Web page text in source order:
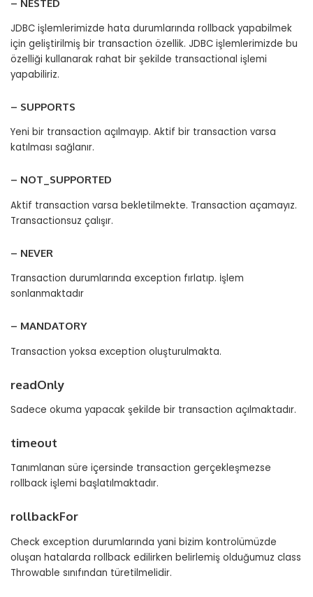
– NESTED
JDBC işlemlerimizde hata durumlarında rollback yapabilmek
için geliştirilmiş bir transaction özellik. JDBC işlemlerimizde bu
özelliği kullanarak rahat bir şekilde transactional işlemi
yapabiliriz.
– SUPPORTS
Yeni bir transaction açılmayıp. Aktif bir transaction varsa
katılması sağlanır.
– NOT_SUPPORTED
Aktif transaction varsa bekletilmekte. Transaction açamayız.
Transactionsuz çalışır.
– NEVER
Transaction durumlarında exception fırlatıp. İşlem
sonlanmaktadır
– MANDATORY
Transaction yoksa exception oluşturulmakta.
readOnly
Sadece okuma yapacak şekilde bir transaction açılmaktadır.
timeout
Tanımlanan süre içersinde transaction gerçekleşmezse
rollback işlemi başlatılmaktadır.
rollbackFor
Check exception durumlarında yani bizim kontrolümüzde
oluşan hatalarda rollback edilirken belirlemiş olduğumuz class
Throwable sınıfından türetilmelidir.